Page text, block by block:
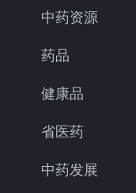
中药资源
药品
健康品
省医药
中药发展